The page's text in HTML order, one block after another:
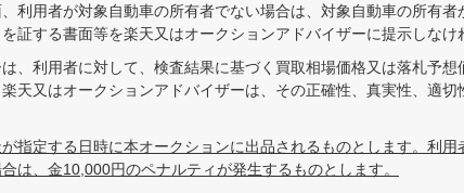
利用者が対象自動車の所有者でない場合は、対象自動車の所有
証する書面等を楽天又はオークションアドバイザーに提示しなけ
、利用者に対して、検査結果に基づく買取相場価格又は落札予
天又はオークションアドバイザーは、その正確性、真実性、適
指定する日時に本オークションに出品されるものとします。利
は、金10,000円のペナルティが発生するものとします。